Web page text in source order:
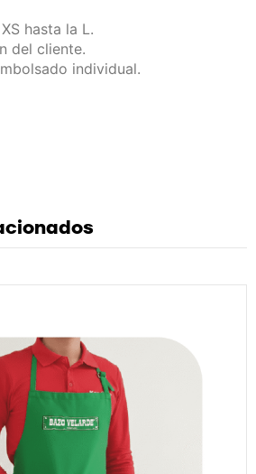
hasta la L.
del cliente.
individual.